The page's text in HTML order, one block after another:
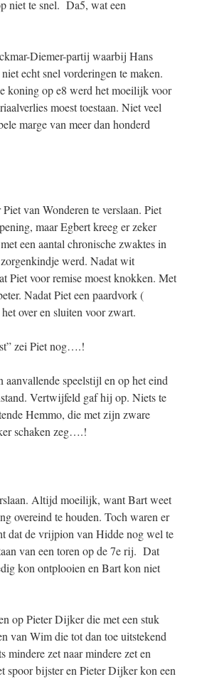
niet te snel. Da5, wat een
Diemer-partij waarbij Hans
echt snel vorderingen te maken.
koning op e8 werd het moeilijk voor
moest toestaan. Niet veel
marge van meer dan honderd
van Wonderen te verslaan. Piet
maar Egbert kreeg er zeker
een aantal chronische zwaktes in
werd. Nadat wit
Piet voor remise moest knokken. Met
Nadat Piet een paardvork (
over en sluiten voor zwart.
zei Piet nog….!
speelstijl en op het eind
Vertwijfeld gaf hij op. Niets te
Hemmo, die met zijn zware
schaken zeg….!
Altijd moeilijk, want Bart weet
overeind te houden. Toch waren er
dat de vrijpion van Hidde nog wel te
van een toren op de 7e rij. Dat
kon ontplooien en Bart kon niet
op Pieter Dijker die met een stuk
van Wim die tot dan toe uitstekend
mindere zet naar mindere zet en
spoor bijster en Pieter Dijker kon een